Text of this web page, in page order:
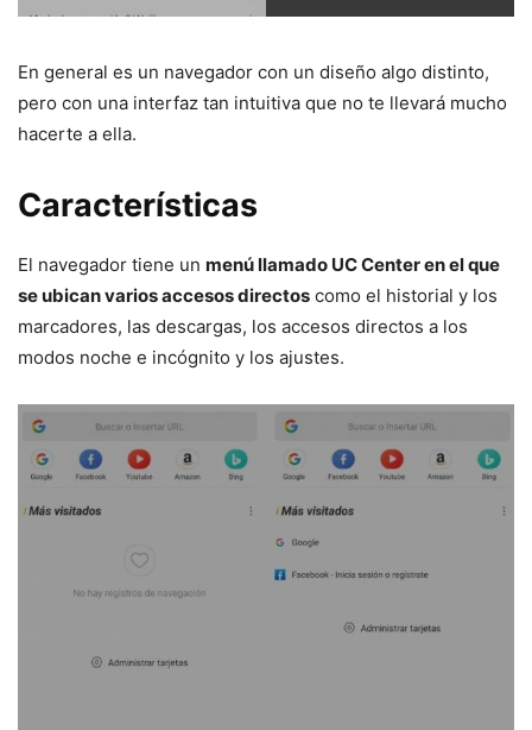
En general es un navegador con un diseño algo distinto,
pero con una interfaz tan intuitiva que no te llevará mucho
hacerte a ella.
Características
El navegador tiene un menú llamado UC Center en el que
se ubican varios accesos directos como el historial y los
marcadores, las descargas, los accesos directos a los
modos noche e incógnito y los ajustes.